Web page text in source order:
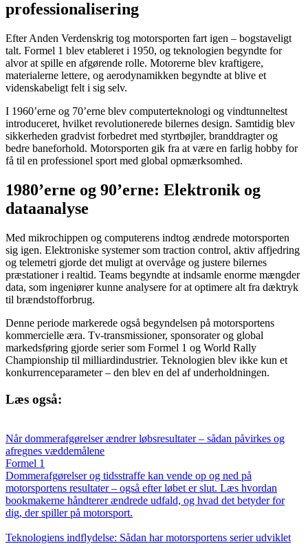
professionalisering
Efter Anden Verdenskrig tog motorsporten fart igen – bogstaveligt
talt. Formel 1 blev etableret i 1950, og teknologien begyndte for
alvor at spille en afgørende rolle. Motorerne blev kraftigere,
materialerne lettere, og aerodynamikken begyndte at blive et
videnskabeligt felt i sig selv.
I 1960’erne og 70’erne blev computerteknologi og vindtunneltest
introduceret, hvilket revolutionerede bilernes design. Samtidig blev
sikkerheden gradvist forbedret med styrtbøjler, branddragter og
bedre baneforhold. Motorsporten gik fra at være en farlig hobby for
få til en professionel sport med global opmærksomhed.
1980’erne og 90’erne: Elektronik og
dataanalyse
Med mikrochippen og computerens indtog ændrede motorsporten
sig igen. Elektroniske systemer som traction control, aktiv affjedring
og telemetri gjorde det muligt at overvåge og justere bilernes
præstationer i realtid. Teams begyndte at indsamle enorme mængder
data, som ingeniører kunne analysere for at optimere alt fra dæktryk
til brændstofforbrug.
Denne periode markerede også begyndelsen på motorsportens
kommercielle æra. Tv-transmissioner, sponsorater og global
markedsføring gjorde serier som Formel 1 og World Rally
Championship til milliardindustrier. Teknologien blev ikke kun et
konkurrenceparameter – den blev en del af underholdningen.
Læs også:
Når dommerafgørelser ændrer løbsresultater – sådan påvirkes og
afregnes væddemålene
Formel 1
Dommerafgørelser og tidsstraffe kan vende op og ned på
motorsportens resultater – også efter løbet er slut. Læs hvordan
bookmakerne håndterer ændrede udfald, og hvad det betyder for
dig, der spiller på motorsport.
Teknologiens indflydelse: Sådan har motorsportens serier udviklet